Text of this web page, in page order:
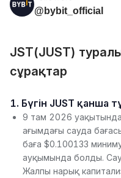
@bybit_official
JST(JUST)
сұрақтар
1. Бүгін JUST қанша
9 там 2026
ағымдағы сауда
баға $0.100133
ауқымында болды.
Жалпы нарық